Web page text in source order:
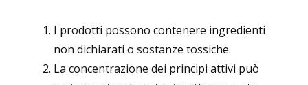
I prodotti possono contenere ingredienti
non dichiarati o sostanze tossiche.
La concentrazione dei principi attivi può